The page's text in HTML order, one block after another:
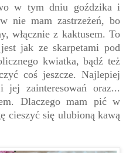
w tym dniu goździka i
nie mam zastrzeżeń, bo
włącznie z kaktusem. To
jak ze skarpetami pod
kwiatka, bądź też
coś jeszcze. Najlepiej
jej zainteresowań oraz...
Dlaczego mam pić w
cieszyć się ulubioną kawą